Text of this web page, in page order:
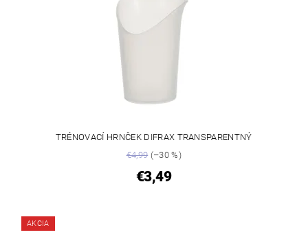
TRÉNOVACÍ HRNČEK DIFRAX TRANSPARENTNÝ
€4,99(–30 %)
€3,49
AKCIA